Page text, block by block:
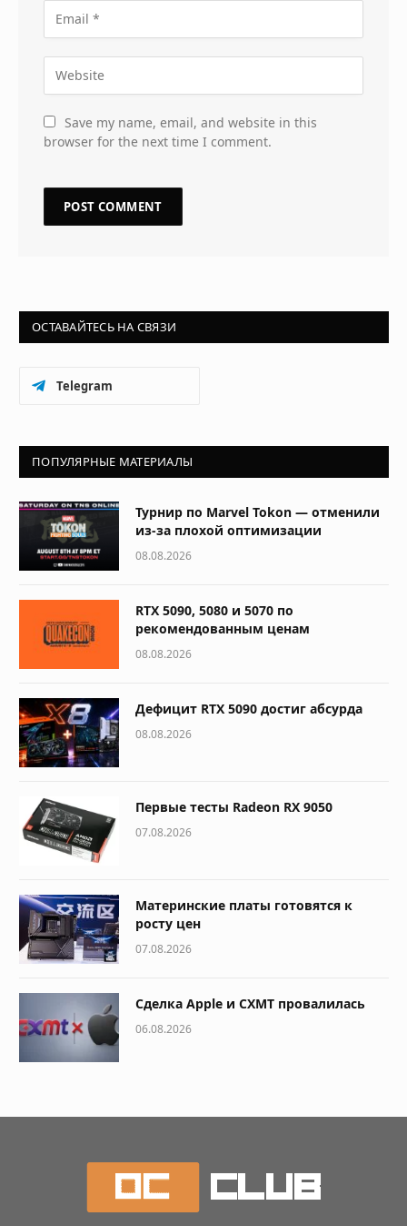
Save my name, email, and website in this
browser for the next time I comment.
ОСТАВАЙТЕСЬ НА СВЯЗИ
Telegram
ПОПУЛЯРНЫЕ МАТЕРИАЛЫ
Турнир по Marvel Tokon — отменили
из-за плохой оптимизации
08.08.2026
RTX 5090, 5080 и 5070 по
рекомендованным ценам
08.08.2026
Дефицит RTX 5090 достиг абсурда
08.08.2026
Первые тесты Radeon RX 9050
07.08.2026
Материнские платы готовятся к
росту цен
07.08.2026
Сделка Apple и CXMT провалилась
06.08.2026